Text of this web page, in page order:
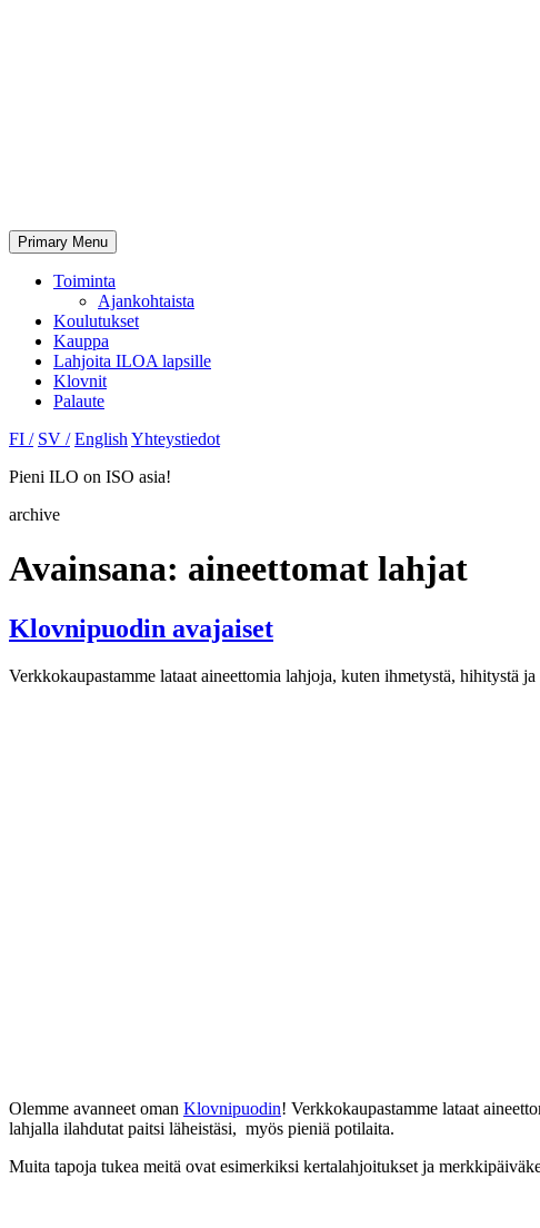
Primary Menu
Toiminta
Ajankohtaista
Koulutukset
Kauppa
Lahjoita ILOA lapsille
Klovnit
Palaute
FI / SV / English Yhteystiedot
Pieni ILO on ISO asia!
archive
Avainsana: aineettomat lahjat
Klovnipuodin avajaiset
Verkkokaupastamme lataat aineettomia lahjoja, kuten ihmetystä, hihitystä
Olemme avanneet oman Klovnipuodin! Verkkokaupastamme lataat
lahjalla ilahdutat paitsi läheistäsi, myös pieniä potilaita.
Muita tapoja tukea meitä ovat esimerkiksi kertalahjoitukset ja